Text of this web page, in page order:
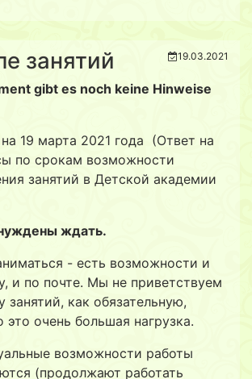
занятий 19.03.2021
gibt es noch keine Hinweise
19 марта 2021 года (Ответ на
по срокам возможности
занятий в Детской академии
ждать.
- есть возможности и
и по почте. Мы не приветствуем
как обязательную,
это очень большая нагрузка.
возможности работы
(продолжают работать